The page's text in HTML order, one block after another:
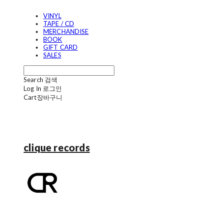
VINYL
TAPE / CD
MERCHANDISE
BOOK
GIFT CARD
SALES
Search 검색
Log In 로그인
Cart장바구니
clique records